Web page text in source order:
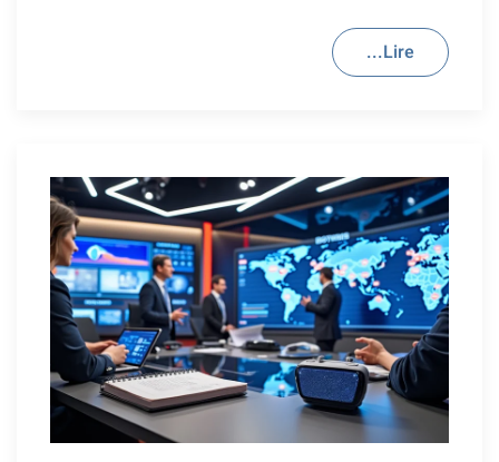
Lire...